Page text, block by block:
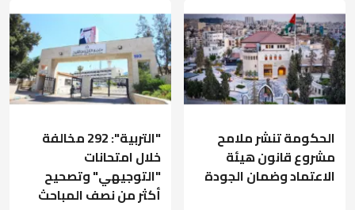
الحكومة تنشر ملامح
مشروع قانون هيئة
الاعتماد وضمان الجودة
"التربية": 292 مخالفة
خلال امتحانات
"التوجيهي" وتصحيح
أكثر من نصف المباحث